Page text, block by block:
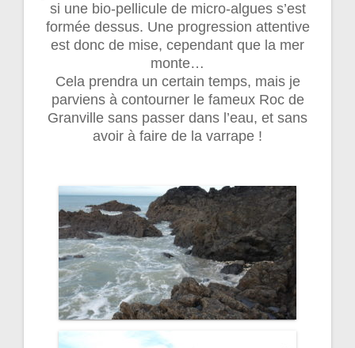
si une bio-pellicule de micro-algues s’est
formée dessus. Une progression attentive
est donc de mise, cependant que la mer
monte…
Cela prendra un certain temps, mais je
parviens à contourner le fameux Roc de
Granville sans passer dans l’eau, et sans
avoir à faire de la varrape !